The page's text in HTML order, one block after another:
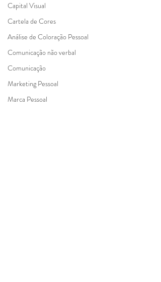
Capital Visual
Cartela de Cores
Análise de Coloração Pessoal
Comunicação não verbal
Comunicação
Marketing Pessoal
Marca Pessoal